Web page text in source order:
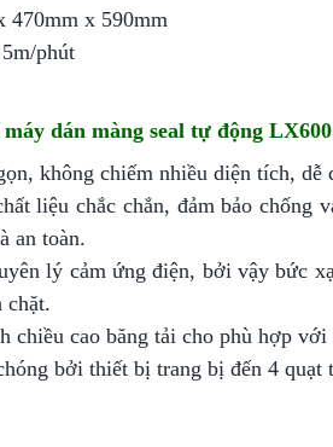
470mm x 590mm
phút
dán màng seal tự động LX600
không chiếm nhiều diện tích,
liệu chắc chắn, đảm bảo chống
an toàn.
lý cảm ứng điện, bởi vậy bức
chặt.
chiều cao băng tải cho phù hợp
bởi thiết bị trang bị đến 4 quạt